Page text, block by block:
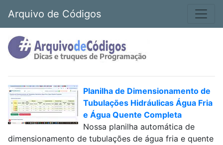
Arquivo de Códigos
Planilha de Dimensionamento de
Tubulações Hidráulicas Água Fria
e Água Quente Completa
Nossa planilha automática de
dimensionamento de tubulações de água fria e quente